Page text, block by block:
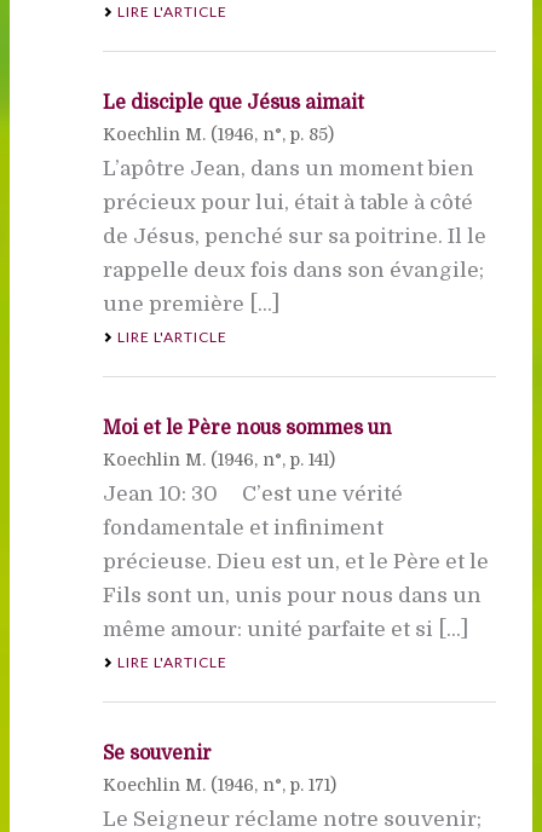
LIRE L'ARTICLE
Le disciple que Jésus aimait
Koechlin M. (1946, n°, p. 85)
L’apôtre Jean, dans un moment bien
précieux pour lui, était à table à côté
de Jésus, penché sur sa poitrine. Il le
rappelle deux fois dans son évangile;
une première [...]
LIRE L'ARTICLE
Moi et le Père nous sommes un
Koechlin M. (1946, n°, p. 141)
Jean 10: 30 C’est une vérité
fondamentale et infiniment
précieuse. Dieu est un, et le Père et le
Fils sont un, unis pour nous dans un
même amour: unité parfaite et si [...]
LIRE L'ARTICLE
Se souvenir
Koechlin M. (1946, n°, p. 171)
Le Seigneur réclame notre souvenir;